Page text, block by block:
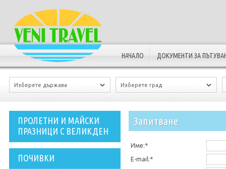
НАЧАЛО ДОКУМЕНТИ ЗА
ПРОЛЕТНИ И МАЙСКИ
ПРАЗНИЦИ С ВЕЛИКДЕН
ПОЧИВКИ
Запитванe
Име:*
E-mail:*